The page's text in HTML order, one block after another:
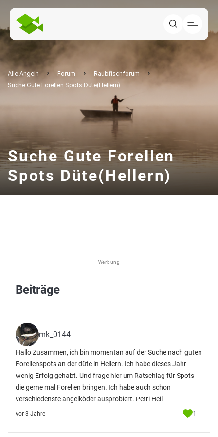
Alle Angeln Forum
Raubfischforum
Suche Gute Forellen Spots Düte(Hellern)
Suche Gute Forellen
Spots Düte(Hellern)
Werbung
Beiträge
mk_0144
Hallo Zusammen, ich bin momentan auf der Suche nach guten
Forellenspots an der düte in Hellern. Ich habe dieses Jahr
wenig Erfolg gehabt. Und frage hier um Ratschlag für Spots
die gerne mal Forellen bringen. Ich habe auch schon
verschiedenste angelköder ausprobiert. Petri Heil
vor 3 Jahre 1